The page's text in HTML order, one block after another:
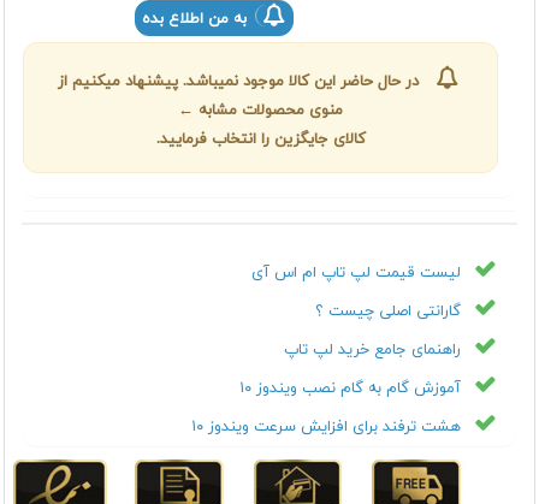
به من اطلاع بده
در حال حاضر این کالا موجود نمیباشد. پیشنهاد میکنیم از
منوی محصولات مشابه ←
کالای جایگزین را انتخاب فرمایید.
لیست قیمت لپ تاپ ام اس آی
گارانتی اصلی چیست ؟
راهنمای جامع خرید لپ تاپ
آموزش گام به گام نصب ویندوز ۱۰
هشت ترفند برای افزایش سرعت ویندوز ۱۰